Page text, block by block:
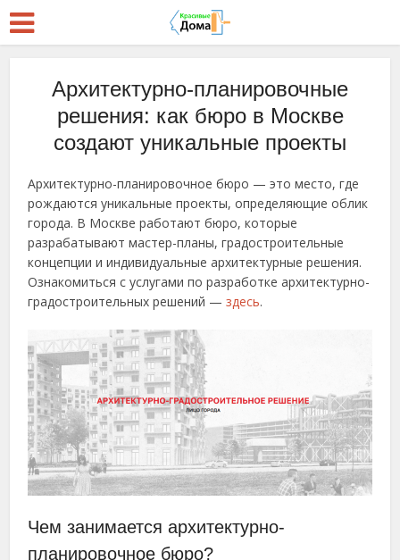
Архитектурно-планировочные
решения: как бюро в Москве
создают уникальные проекты
Архитектурно-планировочное бюро — это место, где
рождаются уникальные проекты, определяющие облик
города. В Москве работают бюро, которые
разрабатывают мастер-планы, градостроительные
концепции и индивидуальные архитектурные решения.
Ознакомиться с услугами по разработке архитектурно-
градостроительных решений —здесь.
Чем занимается архитектурно-
планировочное бюро?